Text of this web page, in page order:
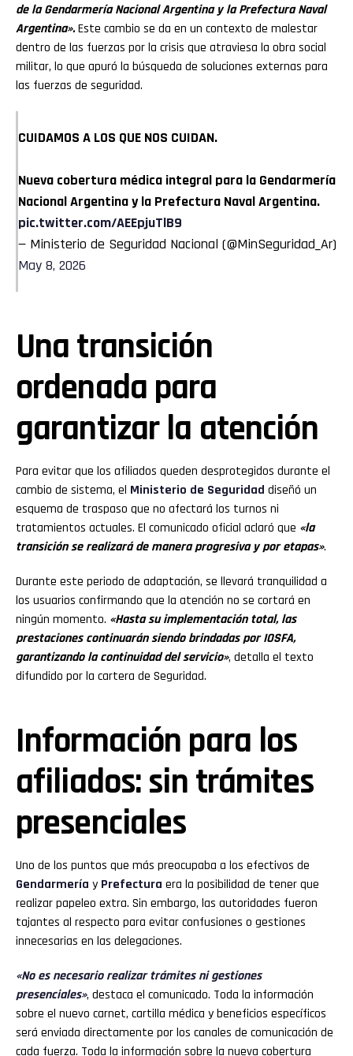
de la Gendarmería Nacional Argentina y la Prefectura Naval
Argentina».Este cambio se da en un contexto de malestar
dentro de las fuerzas por la crisis que atraviesa la obra social
militar, lo que apuró la búsqueda de soluciones externas para
las fuerzas de seguridad.
CUIDAMOS A LOS QUE NOS CUIDAN.
Nueva cobertura médica integral para la Gendarmería
Nacional Argentina y la Prefectura Naval Argentina.
pic.twitter.com/AEEpjuTlB9
— Ministerio de Seguridad Nacional (@MinSeguridad_Ar)
May 8, 2026
Una transición
ordenada para
garantizar la atención
Para evitar que los afiliados queden desprotegidos durante el
cambio de sistema, el Ministerio de Seguridad diseñó un
esquema de traspaso que no afectará los turnos ni
tratamientos actuales. El comunicado oficial aclaró que «la
transición se realizará de manera progresiva y por etapas».
Durante este periodo de adaptación, se llevará tranquilidad a
los usuarios confirmando que la atención no se cortará en
ningún momento. «Hasta su implementación total, las
prestaciones continuarán siendo brindadas por IOSFA,
garantizando la continuidad del servicio», detalla el texto
difundido por la cartera de Seguridad.
Información para los
afiliados: sin trámites
presenciales
Uno de los puntos que más preocupaba a los efectivos de
Gendarmería y Prefectura era la posibilidad de tener que
realizar papeleo extra. Sin embargo, las autoridades fueron
tajantes al respecto para evitar confusiones o gestiones
innecesarias en las delegaciones.
«No es necesario realizar trámites ni gestiones
presenciales», destaca el comunicado. Toda la información
sobre el nuevo carnet, cartilla médica y beneficios específicos
será enviada directamente por los canales de comunicación de
cada fuerza. Toda la información sobre la nueva cobertura